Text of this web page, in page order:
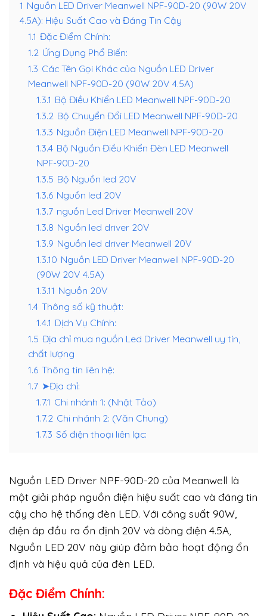
1 Nguồn LED Driver Meanwell NPF-90D-20 (90W 20V
4.5A): Hiệu Suất Cao và Đáng Tin Cậy
1.1 Đặc Điểm Chính:
1.2 Ứng Dụng Phổ Biến:
1.3 Các Tên Gọi Khác của Nguồn LED Driver
Meanwell NPF-90D-20 (90W 20V 4.5A)
1.3.1 Bộ Điều Khiển LED Meanwell NPF-90D-20
1.3.2 Bộ Chuyển Đổi LED Meanwell NPF-90D-20
1.3.3 Nguồn Điện LED Meanwell NPF-90D-20
1.3.4 Bộ Nguồn Điều Khiển Đèn LED Meanwell
NPF-90D-20
1.3.5 Bộ Nguồn led 20V
1.3.6 Nguồn led 20V
1.3.7 nguồn Led Driver Meanwell 20V
1.3.8 Nguồn led driver 20V
1.3.9 Nguồn led driver Meanwell 20V
1.3.10 Nguồn LED Driver Meanwell NPF-90D-20
(90W 20V 4.5A)
1.3.11 Nguồn 20V
1.4 Thông số kỹ thuật:
1.4.1 Dịch Vụ Chính:
1.5 Địa chỉ mua nguồn Led Driver Meanwell uy tín,
chất lượng
1.6 Thông tin liên hệ:
1.7 ➤Địa chỉ:
1.7.1 Chi nhánh 1: (Nhật Tảo)
1.7.2 Chi nhánh 2: (Văn Chung)
1.7.3 Số điện thoại liên lạc:
Nguồn LED Driver NPF-90D-20 của Meanwell là
một giải pháp nguồn điện hiệu suất cao và đáng tin
cậy cho hệ thống đèn LED. Với công suất 90W,
điện áp đầu ra ổn định 20V và dòng điện 4.5A,
Nguồn LED 20V này giúp đảm bảo hoạt động ổn
định và hiệu quả của đèn LED.
Đặc Điểm Chính: